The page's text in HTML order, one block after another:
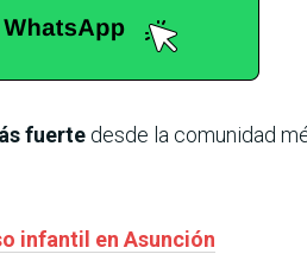
fuerte desde la comunidad
infantil en Asunción